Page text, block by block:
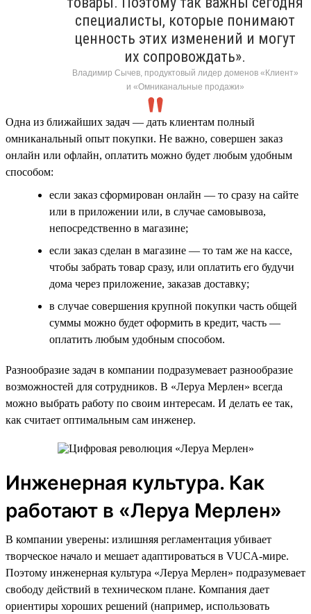
специалисты, которые понимают
ценность этих изменений и могут
их сопровождать».
Владимир Сычев, продуктовый лидер доменов «Клиент»
и «Омниканальные продажи»
Одна из ближайших задач — дать клиентам полный
омниканальный опыт покупки. Не важно, совершен заказ
онлайн или офлайн, оплатить можно будет любым удобным
способом:
если заказ сформирован онлайн — то сразу на сайте
или в приложении или, в случае самовывоза,
непосредственно в магазине;
если заказ сделан в магазине — то там же на кассе,
чтобы забрать товар сразу, или оплатить его будучи
дома через приложение, заказав доставку;
в случае совершения крупной покупки часть общей
суммы можно будет оформить в кредит, часть —
оплатить любым удобным способом.
Разнообразие задач в компании подразумевает разнообразие
возможностей для сотрудников. В «Леруа Мерлен» всегда
можно выбрать работу по своим интересам. И делать ее так,
как считает оптимальным сам инженер.
Инженерная культура. Как
работают в «Леруа Мерлен»
В компании уверены: излишняя регламентация убивает
творческое начало и мешает адаптироваться в VUCA-мире.
Поэтому инженерная культура «Леруа Мерлен» подразумевает
свободу действий в техническом плане. Компания дает
ориентиры хороших решений (например, использовать